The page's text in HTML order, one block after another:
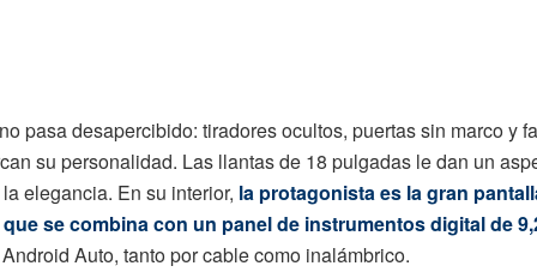
pasa desapercibido: tiradores ocultos, puertas sin marco y
su personalidad. Las llantas de 18 pulgadas le dan un
elegancia. En su interior, la protagonista es la gran
se combina con un panel de instrumentos digital de
Auto, tanto por cable como inalámbrico.